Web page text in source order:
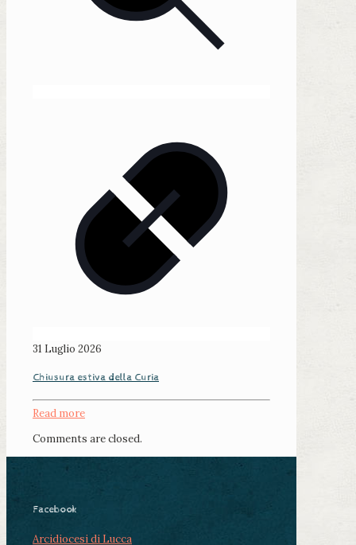
31 Luglio 2026
Chiusura estiva della Curia
Read more
Comments are closed.
Facebook
Arcidiocesi di Lucca